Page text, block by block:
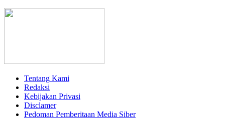
Tentang Kami
Redaksi
Kebijakan Privasi
Disclamer
Pedoman Pemberitaan Media Siber